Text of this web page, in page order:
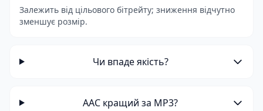
Залежить від цільового бітрейту; зниження відчутно
зменшує розмір.
Чи впаде якість?
AAC кращий за MP3?